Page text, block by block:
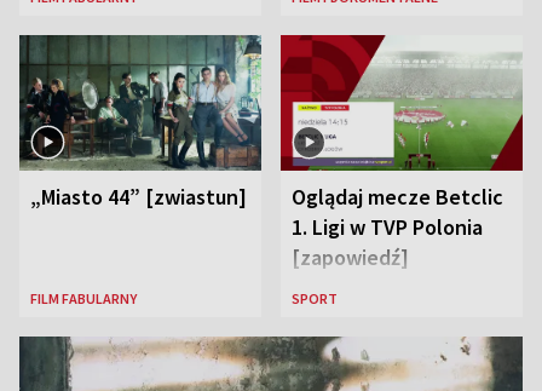
„Miasto 44” [zwiastun]
FILM FABULARNY
Oglądaj mecze Betclic
1. Ligi w TVP Polonia
[zapowiedź]
SPORT